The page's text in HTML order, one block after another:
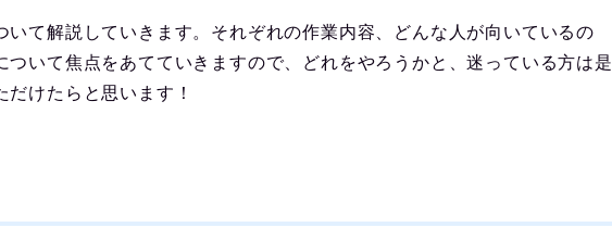
いて解説していきます。それぞれの作業内容、どんな人が向いているの
ついて焦点をあてていきますので、どれをやろうかと、迷っている方は是
だけたらと思います！